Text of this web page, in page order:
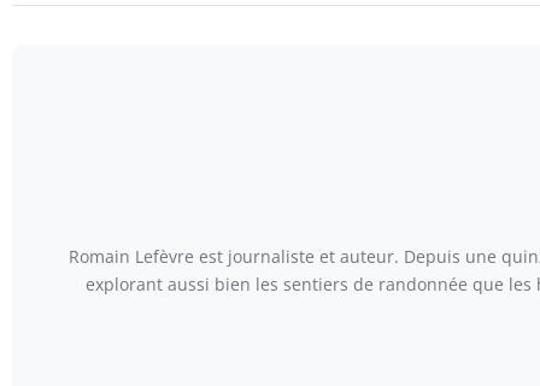
Romain Lefèvre est journaliste et auteur. Depuis une
explorant aussi bien les sentiers de randonnée que